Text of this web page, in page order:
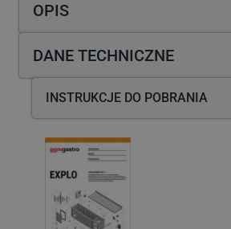
Polipropylen
-
Czarny
4‑częściowy
-
Czarny
-
4‑częściowy
OPIS
DANE TECHNICZNE
INSTRUKCJE DO POBRANIA